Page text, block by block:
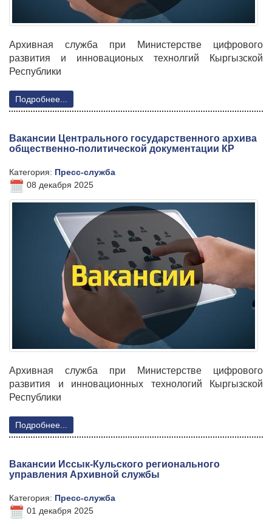
Архивная служба при Министерстве цифрового
развития и инновационых технолгий Кыргызской
Республики
Подробнее...
Вакансии Центрального государственного архива
общественно-политической документации КР
Категория: Пресс-служба
08 декабря 2025
Архивная служба при Министерстве цифрового
развития и инновационных технологий Кыргызской
Республики
Подробнее...
Вакансии Иссык-Кульского регионального
управления Архивной службы
Категория: Пресс-служба
01 декабря 2025